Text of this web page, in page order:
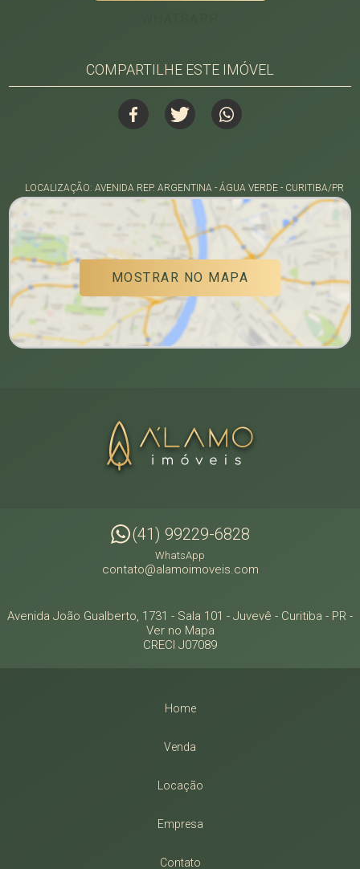
COMPARTILHE ESTE IMÓVEL
LOCALIZAÇÃO: AVENIDA REP. ARGENTINA - ÁGUA VERDE - CURITIBA/PR
MOSTRAR NO MAPA
(41) 99229-6828
WhatsApp
contato@alamoimoveis.com
Avenida João Gualberto, 1731 - Sala 101 - Juvevê - Curitiba - PR -
Ver no Mapa
CRECI J07089
Home
Venda
Locação
Empresa
Contato